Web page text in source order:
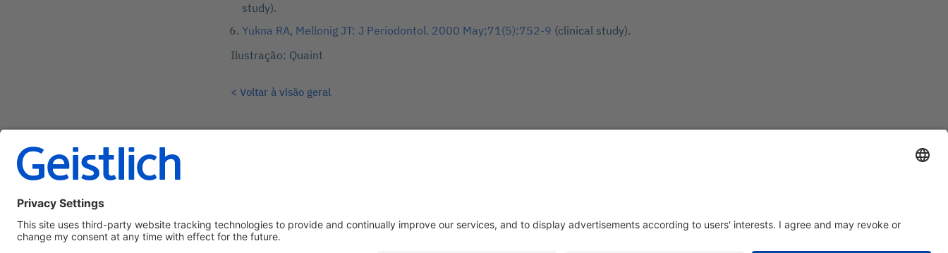
study).
Yukna RA, Mellonig JT: J Periodontol. 2000 May;71(5):752-9 (clinical study).
Ilustração: Quaint
< Voltar à visão geral